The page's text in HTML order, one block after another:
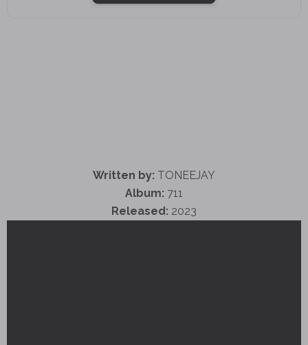
Written by: TONEEJAY
Album: 711
Released: 2023